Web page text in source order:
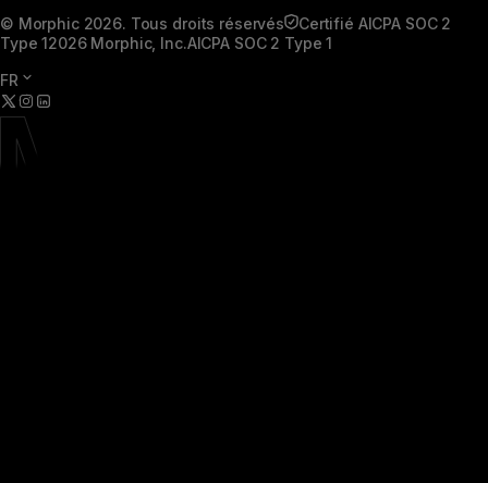
© Morphic 2026. Tous droits réservés
Certifié AICPA SOC 2
Type 12026 Morphic, Inc.AICPA SOC 2 Type 1
FR